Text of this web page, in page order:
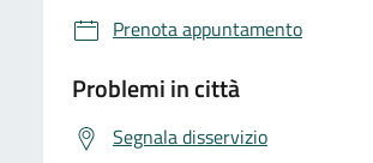
Prenota appuntamento
Problemi in città
Segnala disservizio